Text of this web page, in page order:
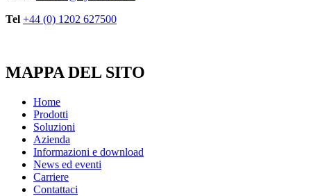
Tel +44 (0) 1202 627500
MAPPA DEL SITO
Home
Prodotti
Soluzioni
Azienda
Informazioni e download
News ed eventi
Carriere
Contattaci